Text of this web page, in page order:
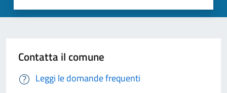
Contatta il comune
Leggi le domande frequenti